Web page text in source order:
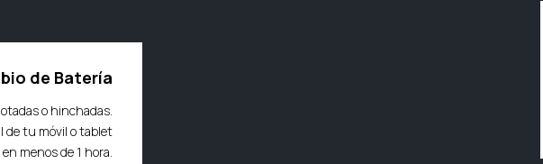
de Batería
o hinchadas.
de tu móvil o tablet
en menos de 1 hora.